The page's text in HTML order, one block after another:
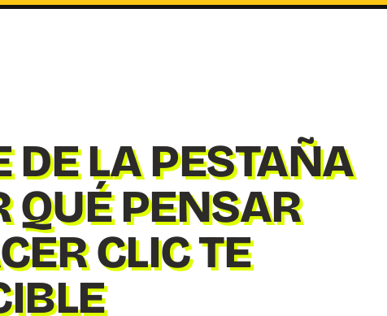
DE LA PESTAÑA
QUÉ PENSAR
CLIC TE